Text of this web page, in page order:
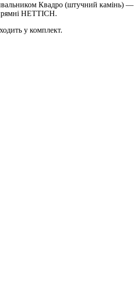
Квадро (штучний камінь)
HETTICH.
у комплект.